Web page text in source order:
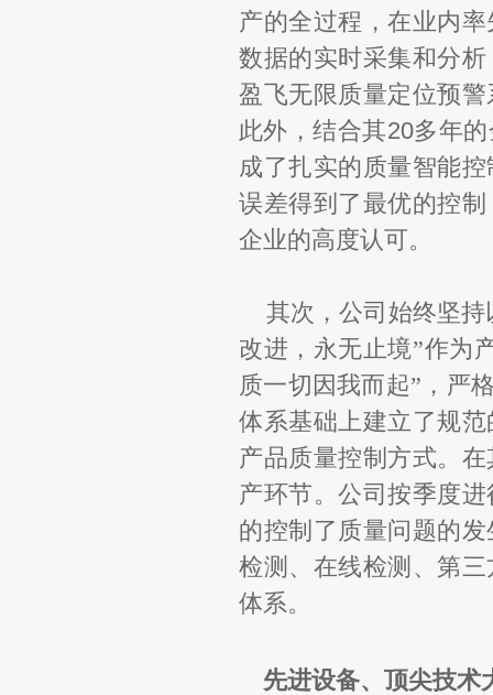
产的全过程，在业内
数据的实时采集和分
盈飞无限质量定位预
此外，结合其20多年
成了扎实的质量智能
误差得到了最优的控
企业的高度认可。
其次，公司始终坚持
改进，永无止境”作为
质一切因我而起” ，严
体系基础上建立了规
产品质量控制方式。
产环节。公司按季度
的控制了质量问题的
检测、在线检测、第
体系。
先进设备、顶尖技术